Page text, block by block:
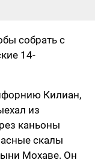
собрать с
14-
Килиан,
из
каньоны
скалы
Мохаве. Он